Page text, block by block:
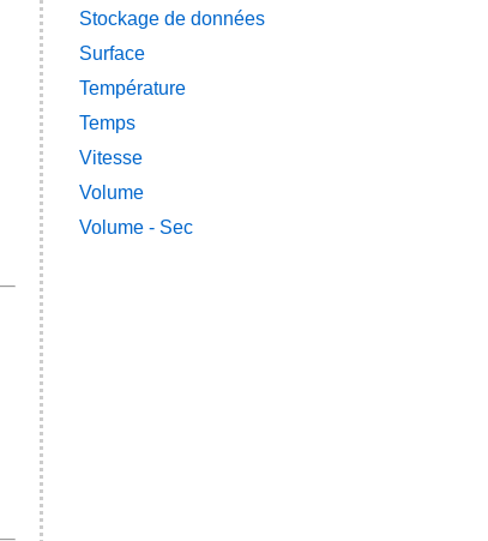
Stockage de données
Surface
Température
Temps
Vitesse
Volume
Volume - Sec